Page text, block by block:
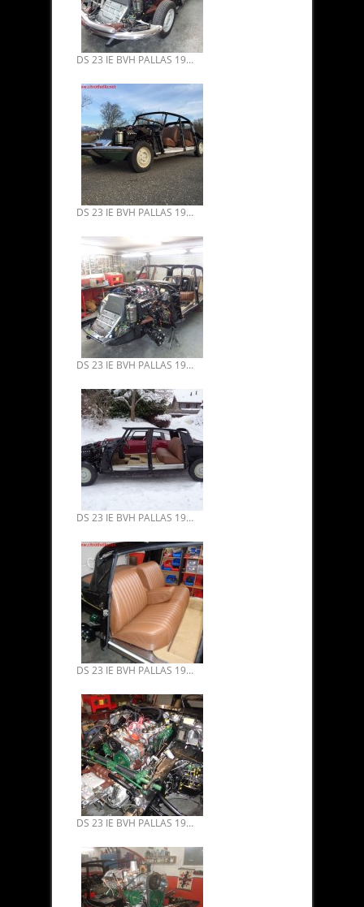
DS 23 IE BVH PALLAS 1974 RESTAURATION INTÉGRALE 12.
DS 23 IE BVH PALLAS 1974 RESTAURATION INTÉGRALE 11.
DS 23 IE BVH PALLAS 1974 RESTAURATION INTÉGRALE 10.
DS 23 IE BVH PALLAS 1974 RESTAURATION 09.
DS 23 IE BVH PALLAS 1974 RESTAURATION 08.
DS 23 IE BVH PALLAS 1974 RESTAURATION 07.